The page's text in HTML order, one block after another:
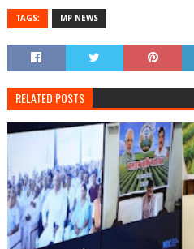
TAGS: MP NEWS
RELATED POSTS